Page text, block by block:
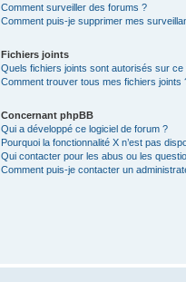
Comment surveiller des forums ?
Comment puis-je supprimer mes
Fichiers joints
Quels fichiers joints sont autorisés sur ce
Comment trouver tous mes fichiers joints
Concernant phpBB
Qui a développé ce logiciel de forum ?
Pourquoi la fonctionnalité X n’est pas
Qui contacter pour les abus ou les
Comment puis-je contacter un